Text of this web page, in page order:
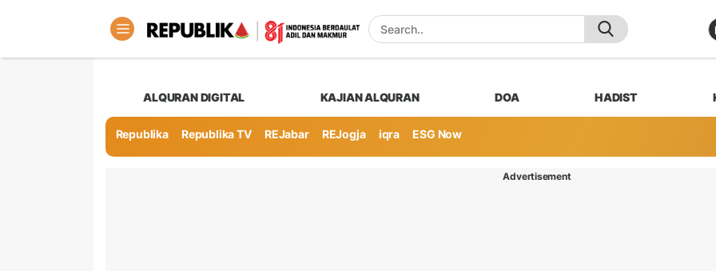
ALQURAN DIGITAL KAJIAN ALQURAN DOA HADIST
Republika Republika TV REJabar REJogja iqra ESG Now
Advertisement